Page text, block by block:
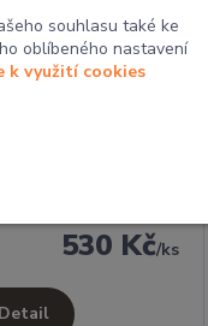
hranatá světle
530 Kč/ks
Detail
souhlasu také ke
oblíbeného nastavení
k využití cookies